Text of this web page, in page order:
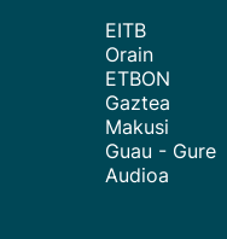
EITB
Orain
ETBON
Gaztea
Makusi
Guau - Gure
Audioa